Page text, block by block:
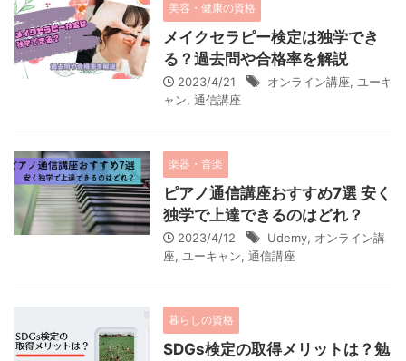
美容・健康の資格
メイクセラピー検定は独学でき
る？過去問や合格率を解説
2023/4/21 オンライン講座, ユーキ
ャン, 通信講座
楽器・音楽
ピアノ通信講座おすすめ7選 安く
独学で上達できるのはどれ？
2023/4/12 Udemy, オンライン講
座, ユーキャン, 通信講座
暮らしの資格
SDGs検定の取得メリットは？勉